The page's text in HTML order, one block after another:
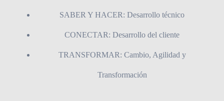
SABER Y HACER: Desarrollo técnico
CONECTAR: Desarrollo del cliente
TRANSFORMAR: Cambio, Agilidad y
Transformación